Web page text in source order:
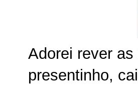
Adorei rever
presentinho,